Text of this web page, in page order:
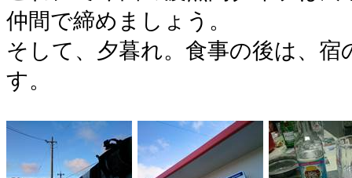
仲間で締めましょう。
そして、夕暮れ。食事の後は、
す。